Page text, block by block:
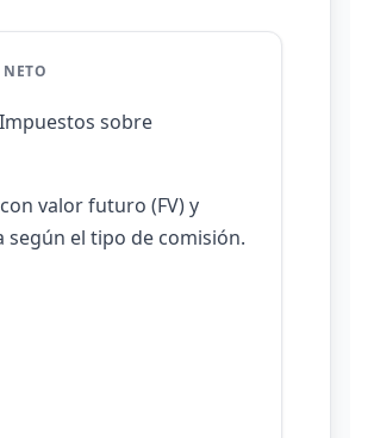
sobre
valor futuro (FV) y
el tipo de comisión.